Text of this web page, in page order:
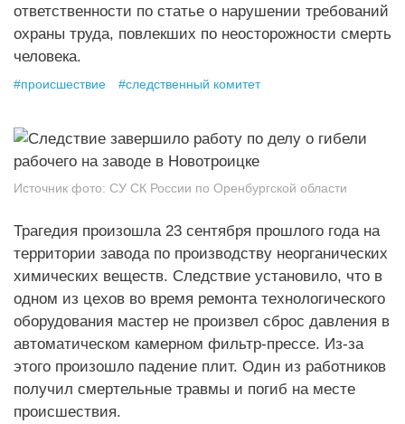
ответственности по статье о нарушении требований
охраны труда, повлекших по неосторожности смерть
человека.
#происшествие #следственный комитет
Источник фото: СУ СК России по Оренбургской области
Трагедия произошла 23 сентября прошлого года на
территории завода по производству неорганических
химических веществ. Следствие установило, что в
одном из цехов во время ремонта технологического
оборудования мастер не произвел сброс давления в
автоматическом камерном фильтр‑прессе. Из‑за
этого произошло падение плит. Один из работников
получил смертельные травмы и погиб на месте
происшествия.